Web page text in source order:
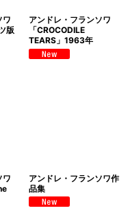
ワ
版
アンドレ・フランソワ
「CROCODILE
TEARS」1963年
ワ
アンドレ・フランソワ作
品集